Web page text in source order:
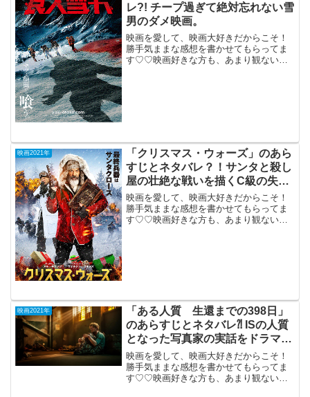
レ?! チープ過ぎて絶対忘れない雪
男のダメ映画。
映画を愛して、映画大好きだからこそ！
勝手気ままな感想を書かせてもらってま
す♡♡映画好きな方も、あまり観ない方
映画2021年
「クリスマス・ウォーズ」のあら
すじとネタバレ？！サンタと殺し
屋の壮絶な戦いを描くC級の失敗
アクション作。
映画を愛して、映画大好きだからこそ！
勝手気ままな感想を書かせてもらってま
す♡♡映画好きな方も、あまり観ない方
映画2021年
「ある人質 生還までの398日」
のあらすじとネタバレ⁈ ISの人質
となった写真家の実話をドラマ
化。
映画を愛して、映画大好きだからこそ！
勝手気ままな感想を書かせてもらってま
す♡♡映画好きな方も、あまり観ない方